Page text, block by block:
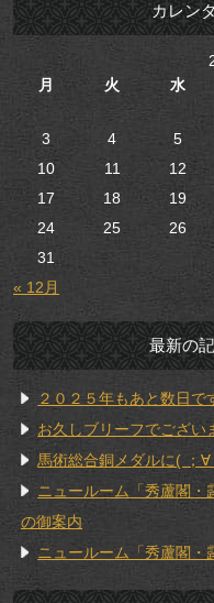
カレン
月
火 水
3
4 5
10
11 12
17
18 19
24
25 26
31
« 12月
最新の
２０２５年もあと数日で
お久しブリーフでござい
馬術総合銅メダルに( ；∀
ニュールーム「秀蘆閣・
の御案内
ニュールーム「秀蘆閣・